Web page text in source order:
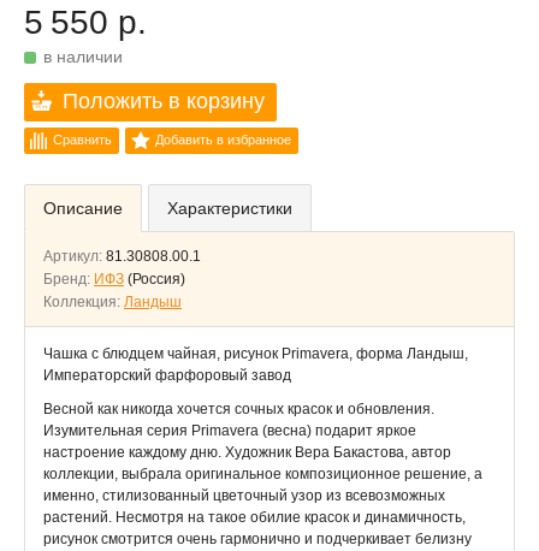
5 550 р.
в наличии
Положить в корзину
Сравнить Добавить в избранное
Описание Характеристики
Артикул: 81.30808.00.1
Бренд: ИФЗ (Россия)
Коллекция: Ландыш
Чашка с блюдцем чайная, рисунок Primavera, форма Ландыш,
Императорский фарфоровый завод
Весной как никогда хочется сочных красок и обновления.
Изумительная серия Primavera (весна) подарит яркое
настроение каждому дню. Художник Вера Бакастова, автор
коллекции, выбрала оригинальное композиционное решение, а
именно, стилизованный цветочный узор из всевозможных
растений. Несмотря на такое обилие красок и динамичность,
рисунок смотрится очень гармонично и подчеркивает белизну